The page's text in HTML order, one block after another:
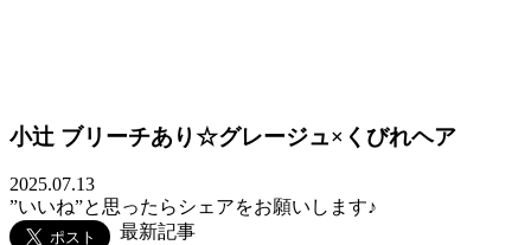
MOVIE
PRODUCT
小辻 ブリーチあり☆グレージュ×くびれヘア
2025.07.13
”いいね”と思ったらシェアをお願いします♪
最新記事